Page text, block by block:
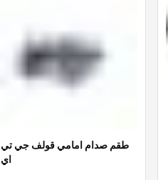
طقم صدام امامي قولف جي تي
اي